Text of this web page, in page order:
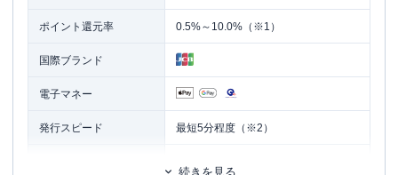
ポイント還元率 0.5%～10.0%（※1）
国際ブランド
電子マネー
発行スピード 最短5分程度（※2）
続きを見る